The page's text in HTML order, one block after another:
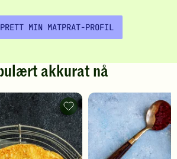
MIN MATPRAT-PROFIL
akkurat nå
Pannekaker
-
legg
til
favoritter